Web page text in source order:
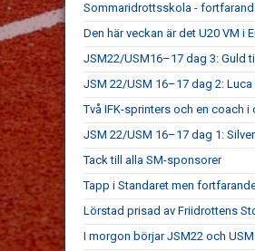
Sommaridrottsskola -
Den här veckan är det U20 VM i
JSM22/USM16–17 dag 3: Guld
JSM 22/USM 16–17 dag 2:
Två IFK-sprinters och en coach i
JSM 22/USM 16–17 dag 1:
Tack till alla SM-sponsorer
Tapp i Standaret men
Lörstad prisad av Friidrottens
I morgon börjar JSM22 och